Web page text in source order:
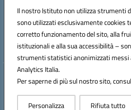
Il nostro Istituto non utilizza strumenti
sono utilizzati esclusivamente cookies
corretto funzionamento del sito, alla
istituzionali e alla sua accessibilità –
strumenti statistici anonimizzati messi
Analytics Italia.
Per saperne di più sul nostro sito,
Personalizza Rifiuta tutto
Codice fiscale: 81000910810
Codice meccanografico:TPIC81800E
Codice Indice delle Pubbliche
Codice unico di fatturazione (CUF): BAFXZG
Hosting & Powered by
Concept & Design by